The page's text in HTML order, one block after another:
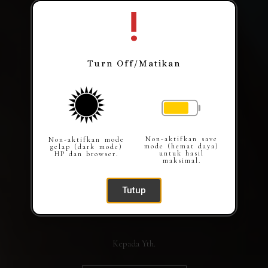
Kepada Yth.
!
Turn Off/Matikan
Non-aktifkan mode
gelap (dark mode)
HP dan browser.
Non-aktifkan save
mode (hemat daya)
untuk hasil
maksimal.
Tutup